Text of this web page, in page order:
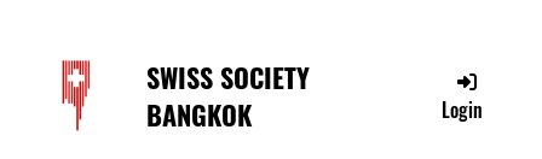
SWISS SOCIETY
BANGKOK
Login